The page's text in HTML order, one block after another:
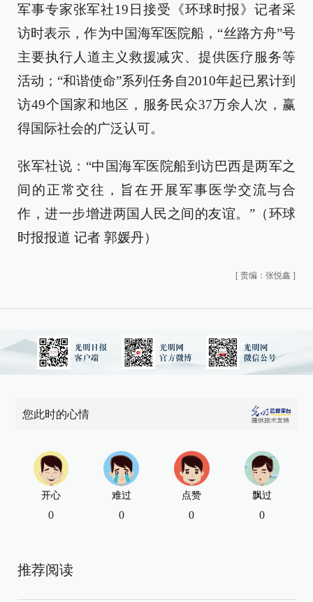
军事专家张军社19日接受《环球时报》记者采
访时表示，作为中国海军医院船，“丝路方舟”号
主要执行人道主义救援减灾、提供医疗服务等
活动；“和谐使命”系列任务自2010年起已累计到
访49个国家和地区，服务民众37万余人次，赢
得国际社会的广泛认可。
张军社说：“中国海军医院船到访巴西是两军之
间的正常交往，旨在开展军事医学交流与合
作，进一步增进两国人民之间的友谊。”（环球
时报报道 记者 郭媛丹）
[ 责编：张悦鑫 ]
您此时的心情
开心
0
难过
0
点赞
0
飘过
0
推荐阅读